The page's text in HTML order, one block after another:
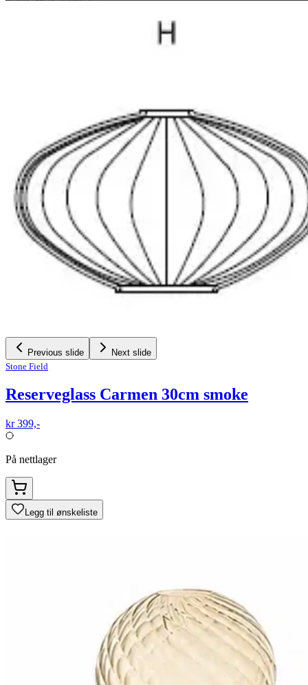
Previous slide
Next slide
Stone Field
Reserveglass Carmen 30cm smoke
kr 399,-
På nettlager
Legg til ønskeliste